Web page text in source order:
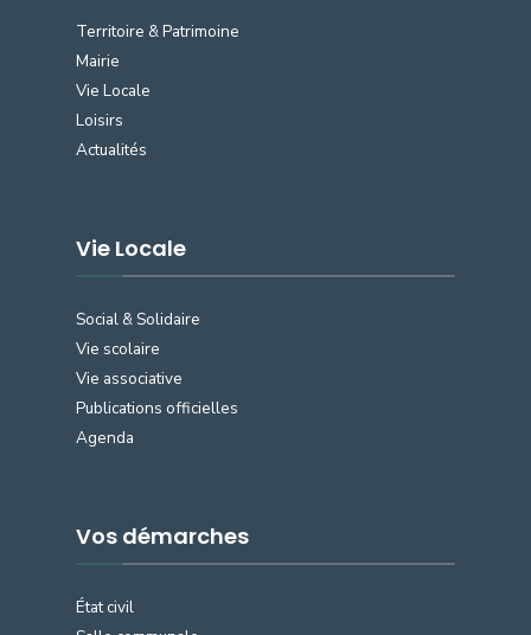
Territoire & Patrimoine
Mairie
Vie Locale
Loisirs
Actualités
Vie Locale
Social & Solidaire
Vie scolaire
Vie associative
Publications officielles
Agenda
Vos démarches
État civil